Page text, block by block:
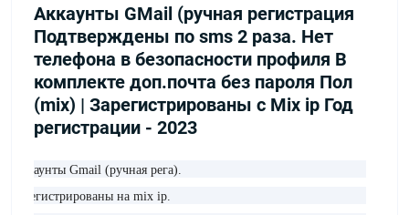
Аккаунты GMail (ручная регистрация
Подтверждены по sms 2 раза. Нет
телефона в безопасности профиля В
комплекте доп.почта без пароля Пол
(mix) | Зарегистрированы с Mix ip Год
регистрации - 2023
Аккаунты Gmail (ручная рега).
Зарегистрированы на mix ip.